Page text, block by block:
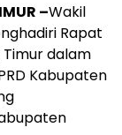
–Wakil
Rapat
Timur dalam
Kabupaten